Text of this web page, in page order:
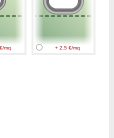
mq + 2.5 €/mq